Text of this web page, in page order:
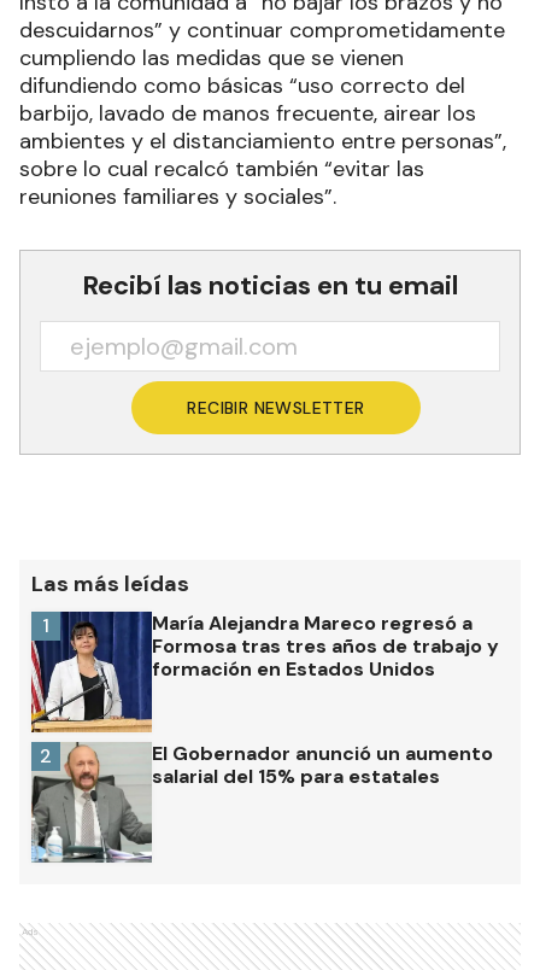
descuidarnos” y continuar comprometidamente
cumpliendo las medidas que se vienen
difundiendo como básicas “uso correcto del
barbijo, lavado de manos frecuente, airear los
ambientes y el distanciamiento entre personas”,
sobre lo cual recalcó también “evitar las
reuniones familiares y sociales”.
Recibí las noticias en tu email
RECIBIR NEWSLETTER
Las más leídas
María Alejandra Mareco regresó a
Formosa tras tres años de trabajo y
formación en Estados Unidos
1
El Gobernador anunció un aumento
salarial del 15% para estatales
2
Ads